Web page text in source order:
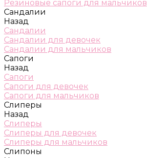
Резиновые сапоги для мальчиков
Сандалии
Назад
Сандалии
Сандалии для девочек
Сандалии для мальчиков
Сапоги
Назад
Сапоги
Сапоги для девочек
Сапоги для мальчиков
Слиперы
Назад
Слиперы
Слиперы для девочек
Слиперы для мальчиков
Слипоны